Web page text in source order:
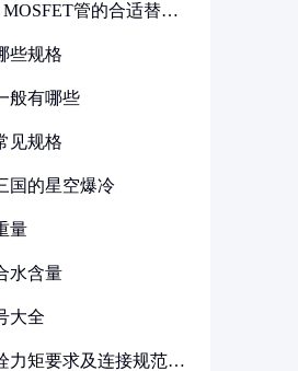
MOSFET管的合适替代
些规格
般有哪些
见规格
国的星空爆冷
量
水含量
大全
力矩要求及连接规范详